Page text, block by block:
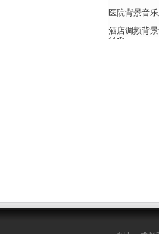
医院背景音
方案
酒店调频背